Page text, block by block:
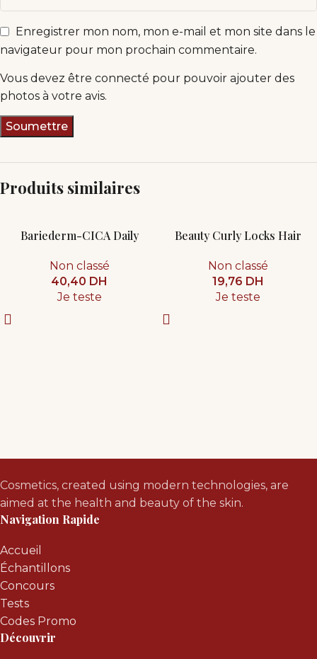
Enregistrer mon nom, mon e-mail et mon site dans le
navigateur pour mon prochain commentaire.
Vous devez être connecté pour pouvoir ajouter des
photos à votre avis.
Produits similaires
Bariederm-CICA Daily
Non classé
40,40 DH
Je teste
Beauty Curly Locks Hair
Non classé
19,76 DH
Je teste
Cosmetics, created using modern technologies, are
aimed at the health and beauty of the skin.
Navigation Rapide
Accueil
Échantillons
Concours
Tests
Codes Promo
Découvrir